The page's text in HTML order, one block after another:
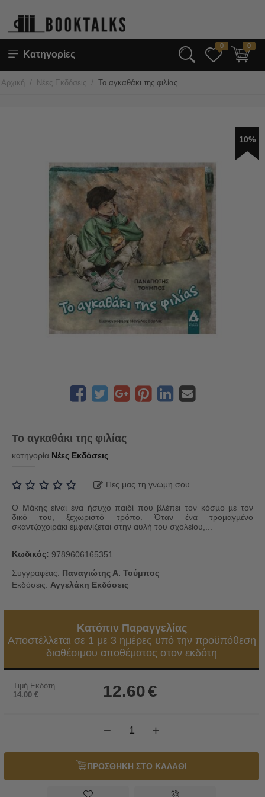
Κατηγορίες
0 0
Αρχική / Νέες Εκδόσεις / Το αγκαθάκι της φιλίας
10%
Το αγκαθάκι της φιλίας
κατηγορία Νέες Εκδόσεις
Πες μας τη γνώμη σου
Ο Μάκης είναι ένα ήσυχο παιδί που βλέπει τον κόσµο µε τον
δικό του, ξεχωριστό τρόπο. Όταν ένα τροµαγµένο
σκαντζοχοιράκι εµφανίζεται στην αυλή του σχολείου,...
Κωδικός: 9789606165351
Συγγραφέας: Παναγιώτης Α. Τούμπος
Εκδόσεις: Αγγελάκη Εκδόσεις
Κατόπιν Παραγγελίας
Αποστέλλεται σε 1 με 3 ημέρες υπό την προϋπόθεση
διαθέσιμου αποθέματος στον εκδότη
Τιμή Εκδότη
14.00 € 12.60€
+
−
ΠΡΟΣΘΗΚΗ ΣΤΟ ΚΑΛΑΘΙ